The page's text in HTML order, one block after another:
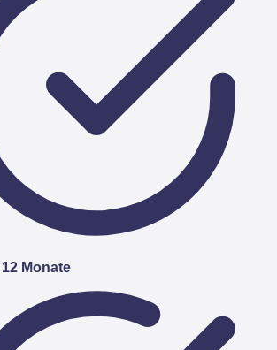
12 Monate